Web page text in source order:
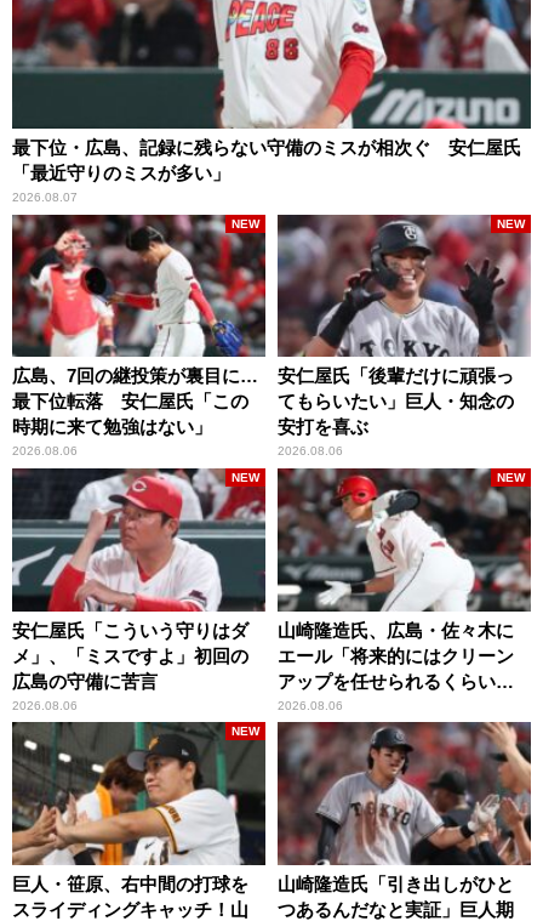
最下位・広島、記録に残らない守備のミスが相次ぐ 安仁屋氏
「最近守りのミスが多い」
2026.08.07
広島、7回の継投策が裏目に…
最下位転落 安仁屋氏「この
時期に来て勉強はない」
2026.08.06
NEW
安仁屋氏「後輩だけに頑張っ
てもらいたい」巨人・知念の
安打を喜ぶ
2026.08.06
NEW
安仁屋氏「こういう守りはダ
メ」、「ミスですよ」初回の
広島の守備に苦言
2026.08.06
NEW
山崎隆造氏、広島・佐々木に
エール「将来的にはクリーン
アップを任せられるくらいま
では成長して」
2026.08.06
NEW
巨人・笹原、右中間の打球を
スライディングキャッチ！山
NEW
山崎隆造氏「引き出しがひと
つあるんだなと実証」巨人期